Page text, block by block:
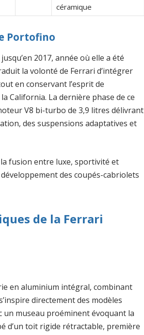
céramique
Portofino
2017, année où elle a été
la volonté de Ferrari d’intégrer
en conservant l’esprit de
California. La dernière phase de ce
V8 bi-turbo de 3,9 litres délivrant
des suspensions adaptatives et
fusion entre luxe, sportivité et
des coupés-cabriolets
de la Ferrari
en aluminium intégral, combinant
directement des modèles
un museau proéminent évoquant la
d’un toit rigide rétractable, première